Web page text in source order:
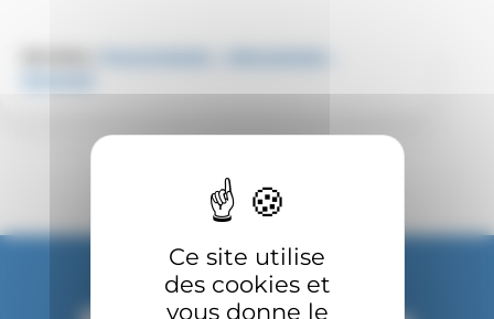
Suivez-nous :
Ce site utilise
des cookies et
vous donne le